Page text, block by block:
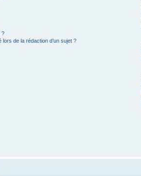
?
de la rédaction d’un sujet ?